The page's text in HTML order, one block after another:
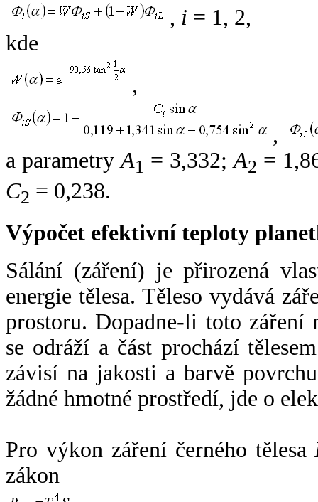
, i = 1, 2,
kde
,
,
a parametryA1 = 3,332;A2 =
C2 = 0,238.
Výpočet efektivní teploty
Sálání (záření) je přirozená
energie tělesa. Těleso vydává
prostoru. Dopadne-li toto záření
se odráží a část prochází
závisí na jakosti a barvě
žádné hmotné prostředí, jde o
Pro výkon záření černého tělesa
zákon